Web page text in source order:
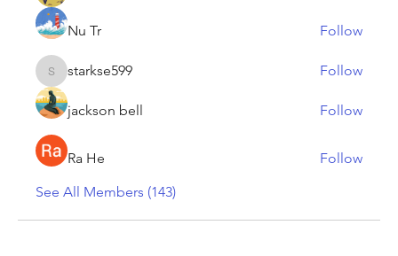
Nu Tr Follow
starkse599
starkse599 Follow
jackson bell Follow
Ra He
Follow
See All Members (143)